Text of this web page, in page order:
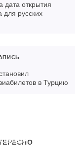
дата открытия
для русских
в Турцию
лагеря